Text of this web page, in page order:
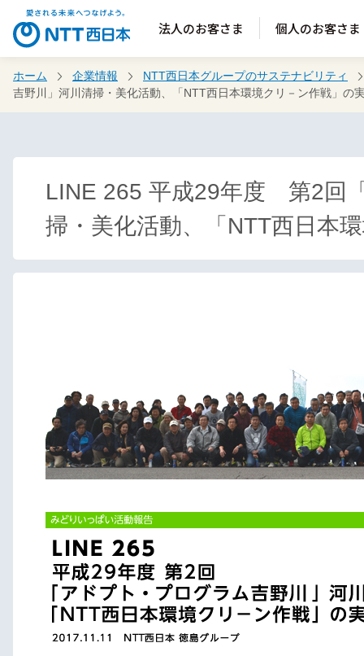
法人のお客さま 個人のお客さま
ホーム 企業情報
NTT西日本グループのサステナビリティ
吉野川」河川清掃・美化活動、「NTT西日本環境クリ－ン作戦」の
LINE 265 平成29年度 第2回
掃・美化活動、「NTT西日本